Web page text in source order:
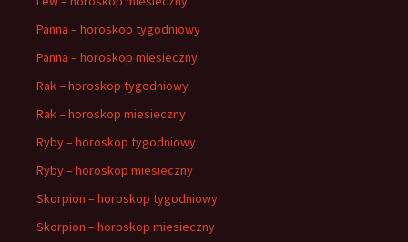
Panna – horoskop tygodniowy
Panna – horoskop miesieczny
Rak – horoskop tygodniowy
Rak – horoskop miesieczny
Ryby – horoskop tygodniowy
Ryby – horoskop miesieczny
Skorpion – horoskop tygodniowy
Skorpion – horoskop miesieczny